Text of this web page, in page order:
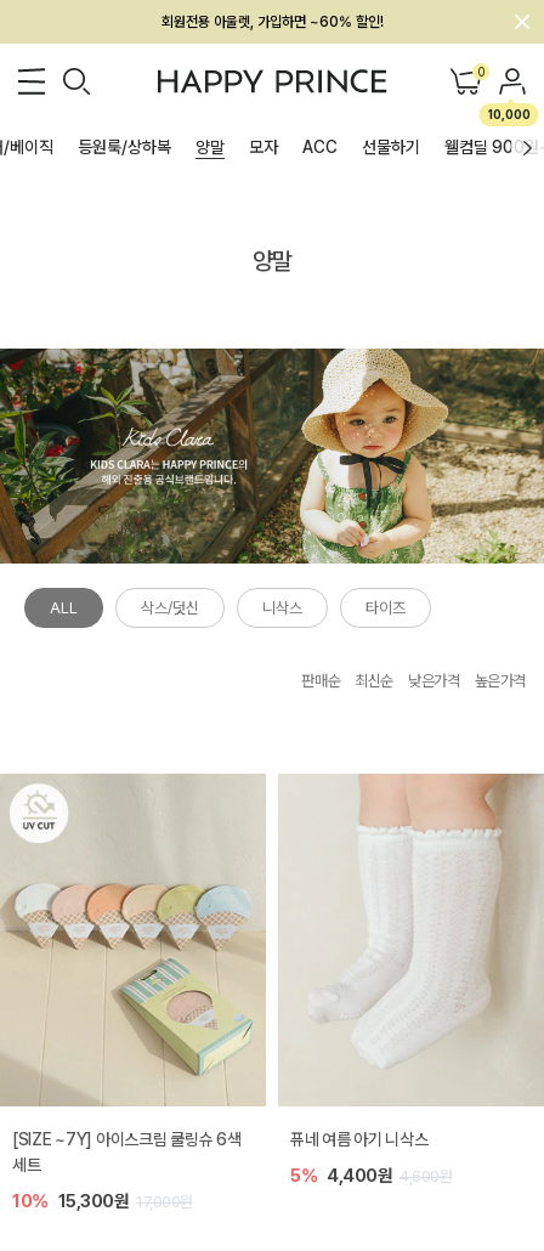
회원전용 아울렛, 가입하면 ~60% 할인!
멤버십 최대 28,000원 혜택 0
10,000
/베이직 등원룩/상하복 양말 모자 ACC 선물하기 웰컴딜 900원
양말
ALL 삭스/덧신 니삭스 타이즈
판매순 최신순 낮은가격 높은가격
[SIZE ~7Y] 아이스크림 쿨링슈 6색
세트
10% 15,300원 17,000원
퓨네 여름 아기 니삭스
5% 4,400원 4,600원